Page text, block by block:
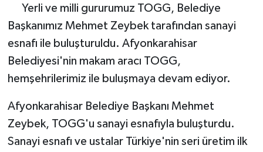
Yerli ve milli gururumuz TOGG, Belediye
Başkanımız Mehmet Zeybek tarafından sanayi
esnafı ile buluşturuldu. Afyonkarahisar
Belediyesi'nin makam aracı TOGG,
hemşehrilerimiz ile buluşmaya devam ediyor.
Afyonkarahisar Belediye Başkanı Mehmet
Zeybek, TOGG'u sanayi esnafıyla buluşturdu.
Sanayi esnafı ve ustalar Türkiye'nin seri üretim ilk